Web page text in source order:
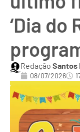
‘Dia do
Redação Santos
08/07/2026